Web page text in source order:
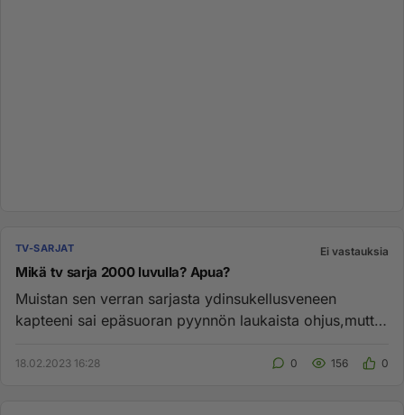
TV-SARJAT Ei vastauksia
Mikä tv sarja 2000 luvulla? Apua?
Muistan sen verran sarjasta ydinsukellusveneen
kapteeni sai epäsuoran pyynnön laukaista ohjus,mutta
18.02.2023 16:28 0 156 0